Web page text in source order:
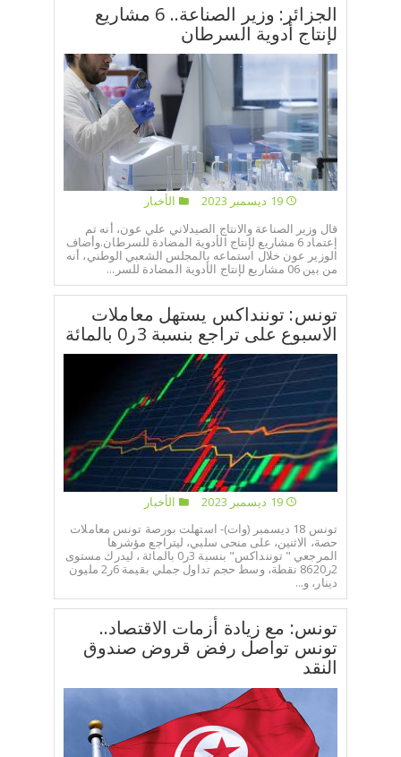
الجزائر: وزير الصناعة.. 6 مشاريع
لإنتاج أدوية السرطان
19 ديسمبر 2023
الأخبار
قال وزير الصناعة والانتاج الصيدلاني علي عون، أنه تم
إعتماد 6 مشاريع لإنتاج الأدوية المضادة للسرطان.وأضاف
الوزير عون خلال استماعه بالمجلس الشعبي الوطني، أنه
من بين 06 مشاريع لإنتاج الأدوية المضادة للسر...
تونس: توننداكس يستهل معاملات
الاسبوع على تراجع بنسبة 3ر0 بالمائة
19 ديسمبر 2023
الأخبار
تونس 18 ديسمبر (وات)- استهلت بورصة تونس معاملات
حصة، الاثنين، على منحى سلبي، ليتراجع مؤشرها
المرجعي " توننداكس" بنسبة 3ر0 بالمائة ، ليدرك مستوى
2ر8620 نقطة، وسط حجم تداول جملي بقيمة 6ر2 مليون
دينار، و...
تونس: مع زيادة أزمات الاقتصاد..
تونس تواصل رفض قروض صندوق
النقد